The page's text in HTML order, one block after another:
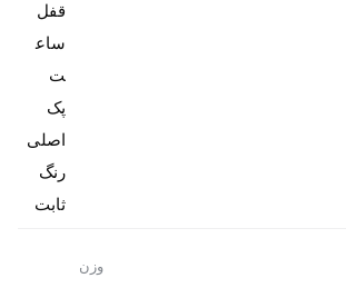
قفل
ساع
پک
رنگ
ثابت
وزن